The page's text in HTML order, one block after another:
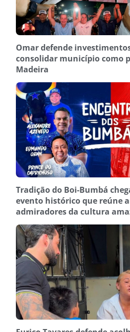
Omar defende
consolidar município como
Madeira
Tradição do Boi-Bumbá
evento histórico que reúne
admiradores da cultura